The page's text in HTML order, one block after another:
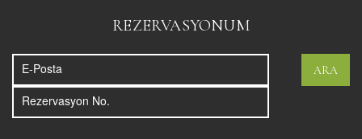
REZERVASYONUM
ARA